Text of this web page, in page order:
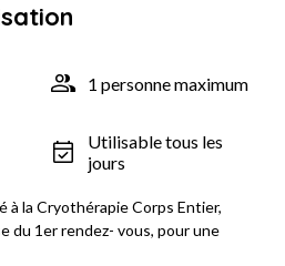
1 personne maximum
Utilisable tous les
jours
à la Cryothérapie Corps Entier,
du 1er rendez- vous, pour une